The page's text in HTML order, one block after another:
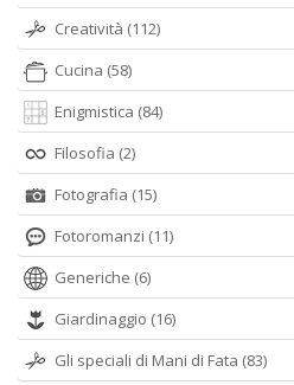
Creatività (112)
Cucina (58)
Enigmistica (84)
Filosofia (2)
Fotografia (15)
Fotoromanzi (11)
Generiche (6)
Giardinaggio (16)
Gli speciali di Mani di Fata (83)